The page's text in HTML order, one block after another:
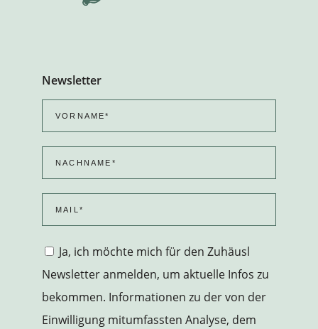
Newsletter
Ja, ich möchte mich für den Zuhäusl
Newsletter anmelden, um aktuelle Infos zu
bekommen. Informationen zu der von der
Einwilligung mitumfassten Analyse, dem